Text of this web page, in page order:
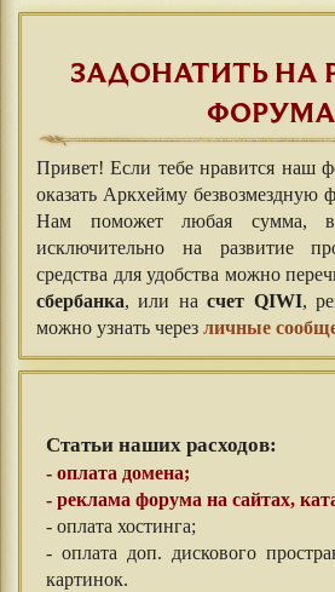
ЗАДОНАТИТЬ НА
ФОРУМА
Привет! Если тебе нравится наш
оказать Аркхейму
Нам поможет любая сумма,
исключительно на развитие
средства для удобства можно
сбербанка, или насчет QIWI,
можно узнать через личные
Статьи наших расходов:
- оплата домена;
- реклама форума на сайтах,
- оплата хостинга;
- оплата доп. дискового
картинок.